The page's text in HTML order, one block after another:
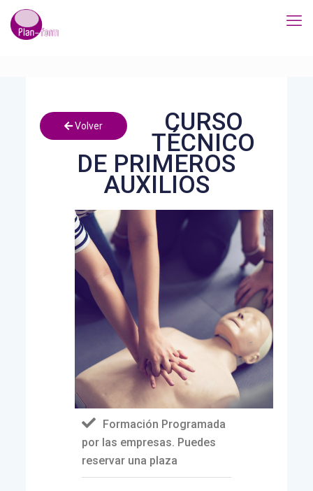
Volver CURSO
TÉCNICO
DE PRIMEROS
AUXILIOS
Formación Programada
por las empresas. Puedes
reservar una plaza